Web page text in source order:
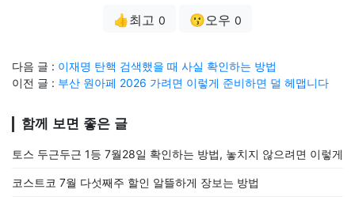
👍최고 0 😗오우 0
다음 글 : 이재명 탄핵 검색했을 때 사실 확인하는 방법
이전 글 : 부산 원아페 2026 가려면 이렇게 준비하면 덜 헤맵니다
함께 보면 좋은 글
토스 두근두근 1등 7월28일 확인하는 방법, 놓치지 않으려면 이렇게
코스트코 7월 다섯째주 할인 알뜰하게 장보는 방법